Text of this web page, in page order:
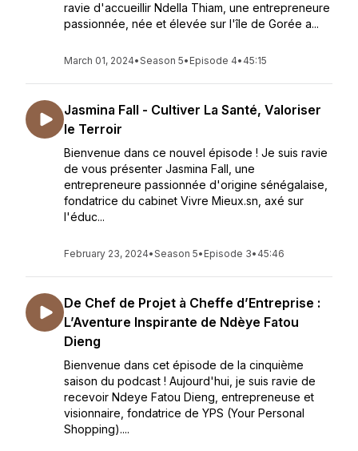
ravie d'accueillir Ndella Thiam, une entrepreneure
passionnée, née et élevée sur l'île de Gorée a...
March 01, 2024•Season 5• Episode 4• 45:15
Jasmina Fall - Cultiver La Santé, Valoriser
le Terroir
Bienvenue dans ce nouvel épisode ! Je suis ravie
de vous présenter Jasmina Fall, une
entrepreneure passionnée d'origine sénégalaise,
fondatrice du cabinet Vivre Mieux.sn, axé sur
l'éduc...
February 23, 2024•Season 5• Episode 3• 45:46
De Chef de Projet à Cheffe d’Entreprise :
L’Aventure Inspirante de Ndèye Fatou
Dieng
Bienvenue dans cet épisode de la cinquième
saison du podcast ! Aujourd'hui, je suis ravie de
recevoir Ndeye Fatou Dieng, entrepreneuse et
visionnaire, fondatrice de YPS (Your Personal
Shopping)....